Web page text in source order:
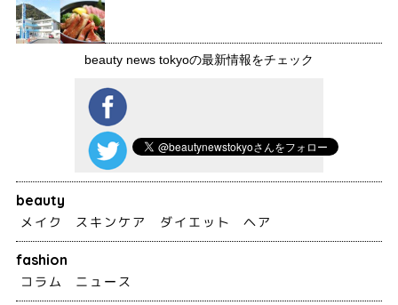
beauty news tokyoの最新情報をチェック
beauty
メイク
スキンケア ダイエット ヘア
fashion
コラム
ニュース